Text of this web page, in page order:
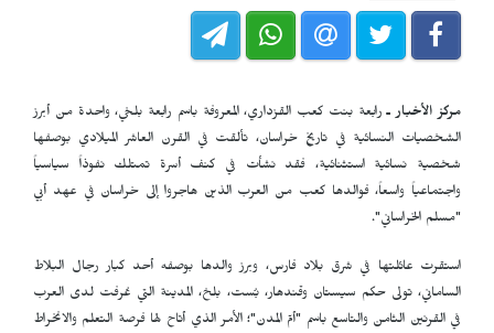
مركز الأخبار ـ رابعة بنت كعب القزداري، المعروفة باسم رابعة بلخي، واحدة من أبرز
الشخصيات النسائية في تاريخ خراسان، تألقت في القرن العاشر الميلادي بوصفها
شخصية نسائية استثنائية، فقد نشأت في كنف أسرة تمتلك نفوذاً سياسياً
واجتماعياً واسعاً، فوالدها كعب من العرب الذين هاجروا إلى خراسان في عهد أبي
"مسلم الخراساني".
استقرت عائلتها في شرق بلاد فارس، وبرز والدها بوصفه أحد كبار رجال البلاط
الساماني، تولى حكم سيستان وقندهار، بُست، بلخ، المدينة التي عُرفت لدى العرب
في القرنين الثامن والتاسع باسم "أمّ المدن"؛ الأمر الذي أتاح لها فرصة التعلم والانخراط